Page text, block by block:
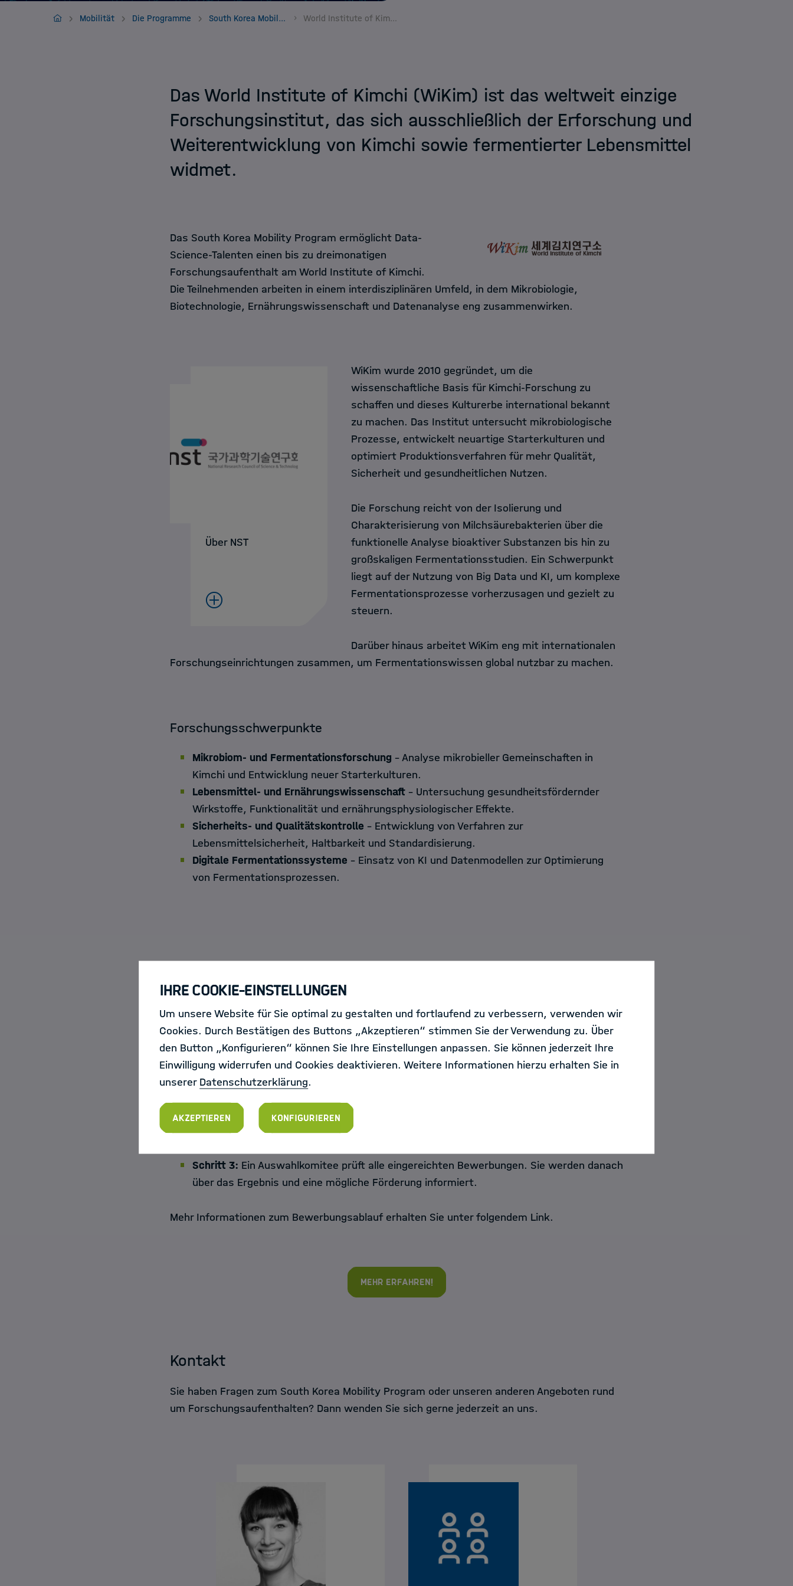
Jobs
HIDA
Mobilität Die Programme South Korea Mobility Program World Institute of Kimchi
Das World Institute of Kimchi (WiKim) ist das weltweit einzige
Forschungsinstitut, das sich ausschließlich der Erforschung und
Weiterentwicklung von Kimchi sowie fermentierter Lebensmittel
widmet.
Das South Korea Mobility Program ermöglicht Data-
Science-Talenten einen bis zu dreimonatigen
Forschungsaufenthalt am World Institute of Kimchi.
Die Teilnehmenden arbeiten in einem interdisziplinären Umfeld, in dem Mikrobiologie,
Biotechnologie, Ernährungswissenschaft und Datenanalyse eng zusammenwirken.
Über NST
WiKim wurde 2010 gegründet, um die
wissenschaftliche Basis für Kimchi-Forschung zu
schaffen und dieses Kulturerbe international bekannt
zu machen. Das Institut untersucht mikrobiologische
Prozesse, entwickelt neuartige Starterkulturen und
optimiert Produktionsverfahren für mehr Qualität,
Sicherheit und gesundheitlichen Nutzen.
Die Forschung reicht von der Isolierung und
Charakterisierung von Milchsäurebakterien über die
funktionelle Analyse bioaktiver Substanzen bis hin zu
großskaligen Fermentationsstudien. Ein Schwerpunkt
liegt auf der Nutzung von Big Data und KI, um komplexe
Fermentationsprozesse vorherzusagen und gezielt zu
steuern.
Darüber hinaus arbeitet WiKim eng mit internationalen
Forschungseinrichtungen zusammen, um Fermentationswissen global nutzbar zu machen.
Forschungsschwerpunkte
Mikrobiom- und Fermentationsforschung – Analyse mikrobieller Gemeinschaften in
Kimchi und Entwicklung neuer Starterkulturen.
Lebensmittel- und Ernährungswissenschaft– Untersuchung gesundheitsfördernder
Wirkstoffe, Funktionalität und ernährungsphysiologischer Effekte.
Sicherheits- und Qualitätskontrolle – Entwicklung von Verfahren zur
Lebensmittelsicherheit, Haltbarkeit und Standardisierung.
Digitale Fermentationssysteme – Einsatz von KI und Datenmodellen zur Optimierung
von Fermentationsprozessen.
Schritt 1
: Kontaktieren Sie eine Forschungsgruppe an einer der NST-
Mitgliedsinstitutionen, um die Möglichkeit eines dreimonatigen Forschungsaufenthalts
zu besprechen.
Schritt 2: Sie bewerben sich über das folgende Bewerbungsportal.
Schritt 3: Ein Auswahlkomitee prüft alle eingereichten Bewerbungen. Sie werden danach
über das Ergebnis und eine mögliche Förderung informiert.
Mehr Informationen zum Bewerbungsablauf erhalten Sie unter folgendem Link.
Mehr erfahren!
Kontakt
Sie haben Fragen zum South Korea Mobility Program oder unseren anderen Angeboten rund
um Forschungsaufenthalten? Dann wenden Sie sich gerne jederzeit an uns.
Ihre Cookie-Einstellungen
Um unsere Website für Sie optimal zu gestalten und fortlaufend zu verbessern, verwenden wir
Cookies. Durch Bestätigen des Buttons „Akzeptieren“ stimmen Sie der Verwendung zu. Über
den Button „Konfigurieren“ können Sie Ihre Einstellungen anpassen. Sie können jederzeit Ihre
Einwilligung widerrufen und Cookies deaktivieren. Weitere Informationen hierzu erhalten Sie in
unserer Datenschutzerklärung.
Akzeptieren Konfigurieren